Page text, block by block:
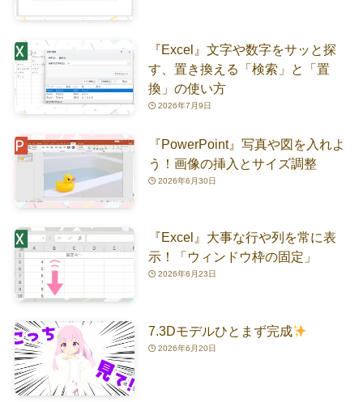
『Excel』文字や数字をサッと探
す、置き換える「検索」と「置
換」の使い方
2026年7月9日
『PowerPoint』写真や図を入れよ
う！画像の挿入とサイズ調整
2026年6月30日
『Excel』大事な行や列を常に表
示！「ウィンドウ枠の固定」
2026年6月23日
7.3Dモデルひとまず完成
2026年6月20日